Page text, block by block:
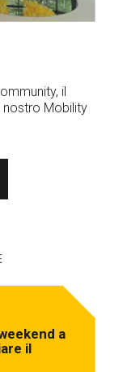
il
nostro Mobility
a
il